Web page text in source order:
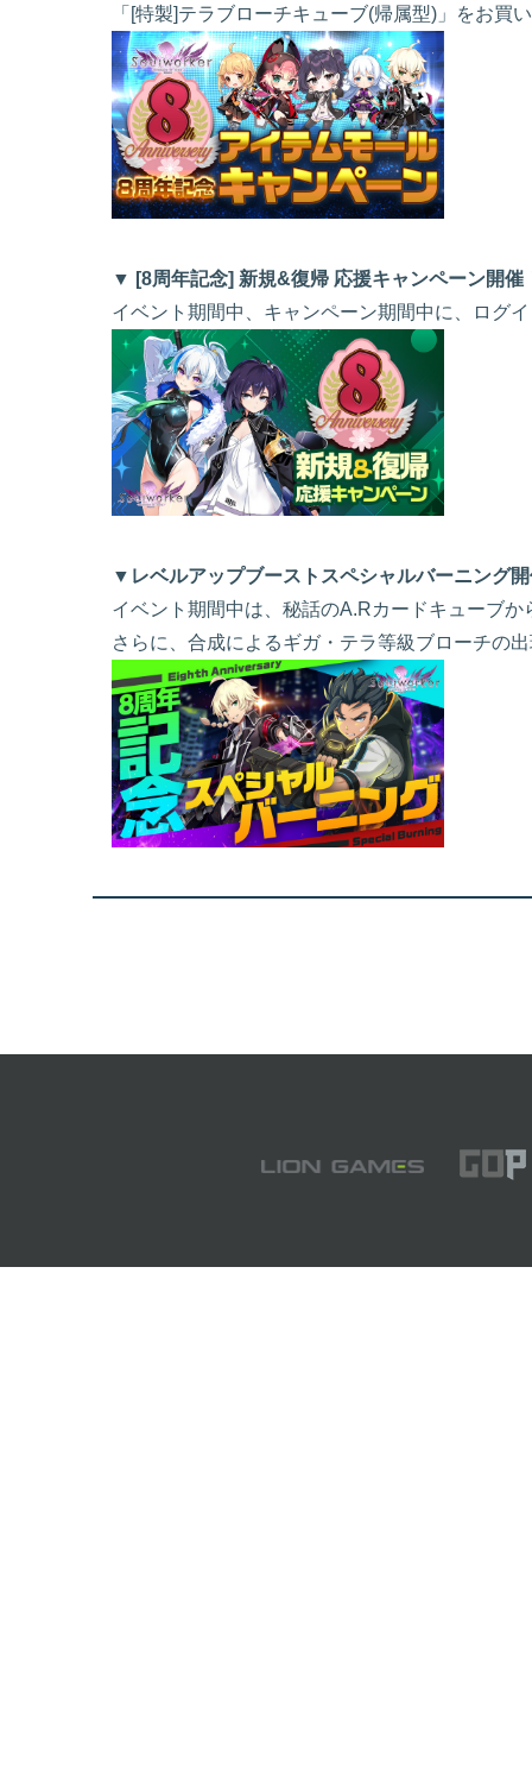
「[特製]テラブローチキューブ(帰属型)」をお買
▼ [8周年記念] 新規&復帰 応援キャンペーン開催
イベント期間中、キャンペーン期間中に、ログ
▼レベルアップブーストスペシャルバーニング
イベント期間中は、秘話のA.Rカードキューブ
さらに、合成によるギガ・テラ等級ブローチの